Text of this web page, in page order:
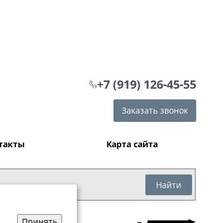
+7 (919) 126-45-55
Заказать звонок
Карта сайта
Найти